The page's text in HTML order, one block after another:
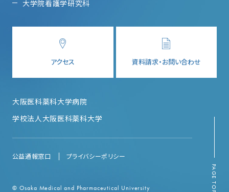
PAGE TOP
大学院看護学研究科
アクセス 資料請求・お問い合わせ
大阪医科薬科大学病院
学校法人大阪医科薬科大学
公益通報窓口 プライバシーポリシー
© Osaka Medical and Pharmaceutical University